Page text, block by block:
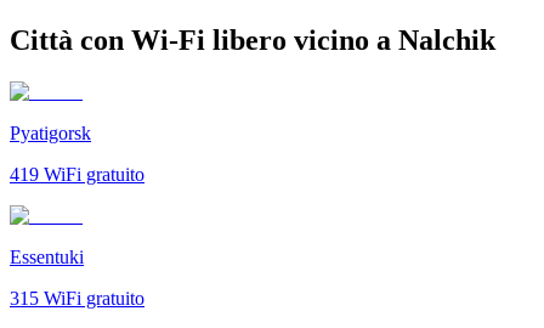
Città con Wi-Fi libero vicino a Nalchik
Pyatigorsk
419 WiFi gratuito
Essentuki
315 WiFi gratuito